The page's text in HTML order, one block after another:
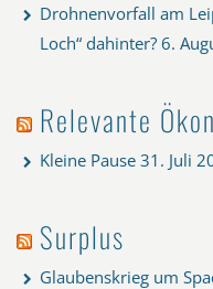
Drohnenvorfall am
Loch“ dahinter? 6.
Relevante
Kleine Pause 31. Juli
Surplus
Glaubenskrieg um